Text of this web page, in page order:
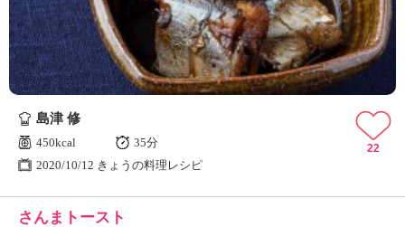
島津 修
450kcal
35分
2020/10/12 きょうの料理レシピ
22
さんまトースト